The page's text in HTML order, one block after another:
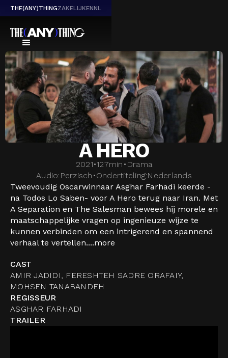
THE(ANY)THINGZAKELIJKENNL
A HERO
2021•127min • Drama
Audio: Perzisch •Ondertiteling:Nederlands
Tweevoudig Oscarwinnaar Asghar Farhadi keerde -
na Todos Lo Saben- voor A Hero terug naar Iran. Met
A Separation en The Salesman bewees hij morele en
maatschappelijke vragen op ingenieuze wijze te
kunnen verbinden om een intrigerend en spannend
verhaal te vertellen....more
CAST
AMIR JADIDI, FERESHTEH SADRE ORAFAIY,
MOHSEN TANABANDEH
REGISSEUR
ASGHAR FARHADI
TRAILER